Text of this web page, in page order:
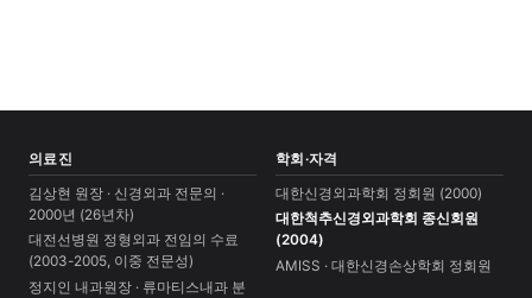
의료진
김상현 원장 · 신경외과 전문의 ·
2000년 (26년차)
대전선병원 정형외과 전임의 수료
(2003-2005, 이중 전문성)
정지인 내과원장 · 류마티스내과 분
학회·자격
대한신경외과학회 정회원 (2000)
대한척추신경외과학회 종신회원
(2004)
AMISS · 대한신경손상학회 정회원